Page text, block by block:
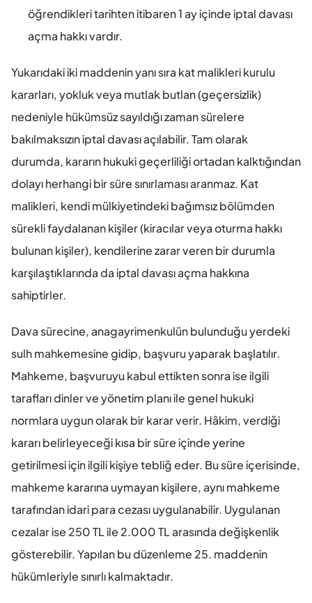
öğrendikleri tarihten itibaren 1 ay içinde iptal davası
açma hakkı vardır.
Yukarıdaki iki maddenin yanı sıra kat malikleri kurulu
kararları, yokluk veya mutlak butlan (geçersizlik)
nedeniyle hükümsüz sayıldığı zaman sürelere
bakılmaksızın iptal davası açılabilir. Tam olarak
durumda, kararın hukuki geçerliliği ortadan kalktığından
dolayı herhangi bir süre sınırlaması aranmaz. Kat
malikleri, kendi mülkiyetindeki bağımsız bölümden
sürekli faydalanan kişiler (kiracılar veya oturma hakkı
bulunan kişiler), kendilerine zarar veren bir durumla
karşılaştıklarında da iptal davası açma hakkına
sahiptirler.
Dava sürecine, anagayrimenkulün bulunduğu yerdeki
sulh mahkemesine gidip, başvuru yaparak başlatılır.
Mahkeme, başvuruyu kabul ettikten sonra ise ilgili
tarafları dinler ve yönetim planı ile genel hukuki
normlara uygun olarak bir karar verir. Hâkim, verdiği
kararı belirleyeceği kısa bir süre içinde yerine
getirilmesi için ilgili kişiye tebliğ eder. Bu süre içerisinde,
mahkeme kararına uymayan kişilere, aynı mahkeme
tarafından idari para cezası uygulanabilir. Uygulanan
cezalar ise 250 TL ile 2.000 TL arasında değişkenlik
gösterebilir. Yapılan bu düzenleme 25. maddenin
hükümleriyle sınırlı kalmaktadır.